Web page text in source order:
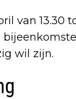
van 13.30
wil zijn.